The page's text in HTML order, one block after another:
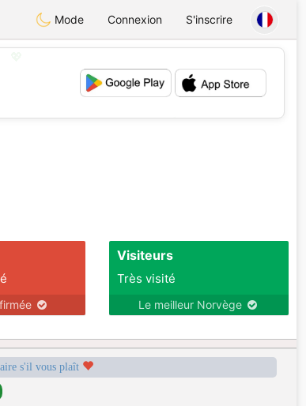
Mode Connexion S'inscrire
💕
Visiteurs
Très visité
Le meilleur Norvège
s'il vous plaît